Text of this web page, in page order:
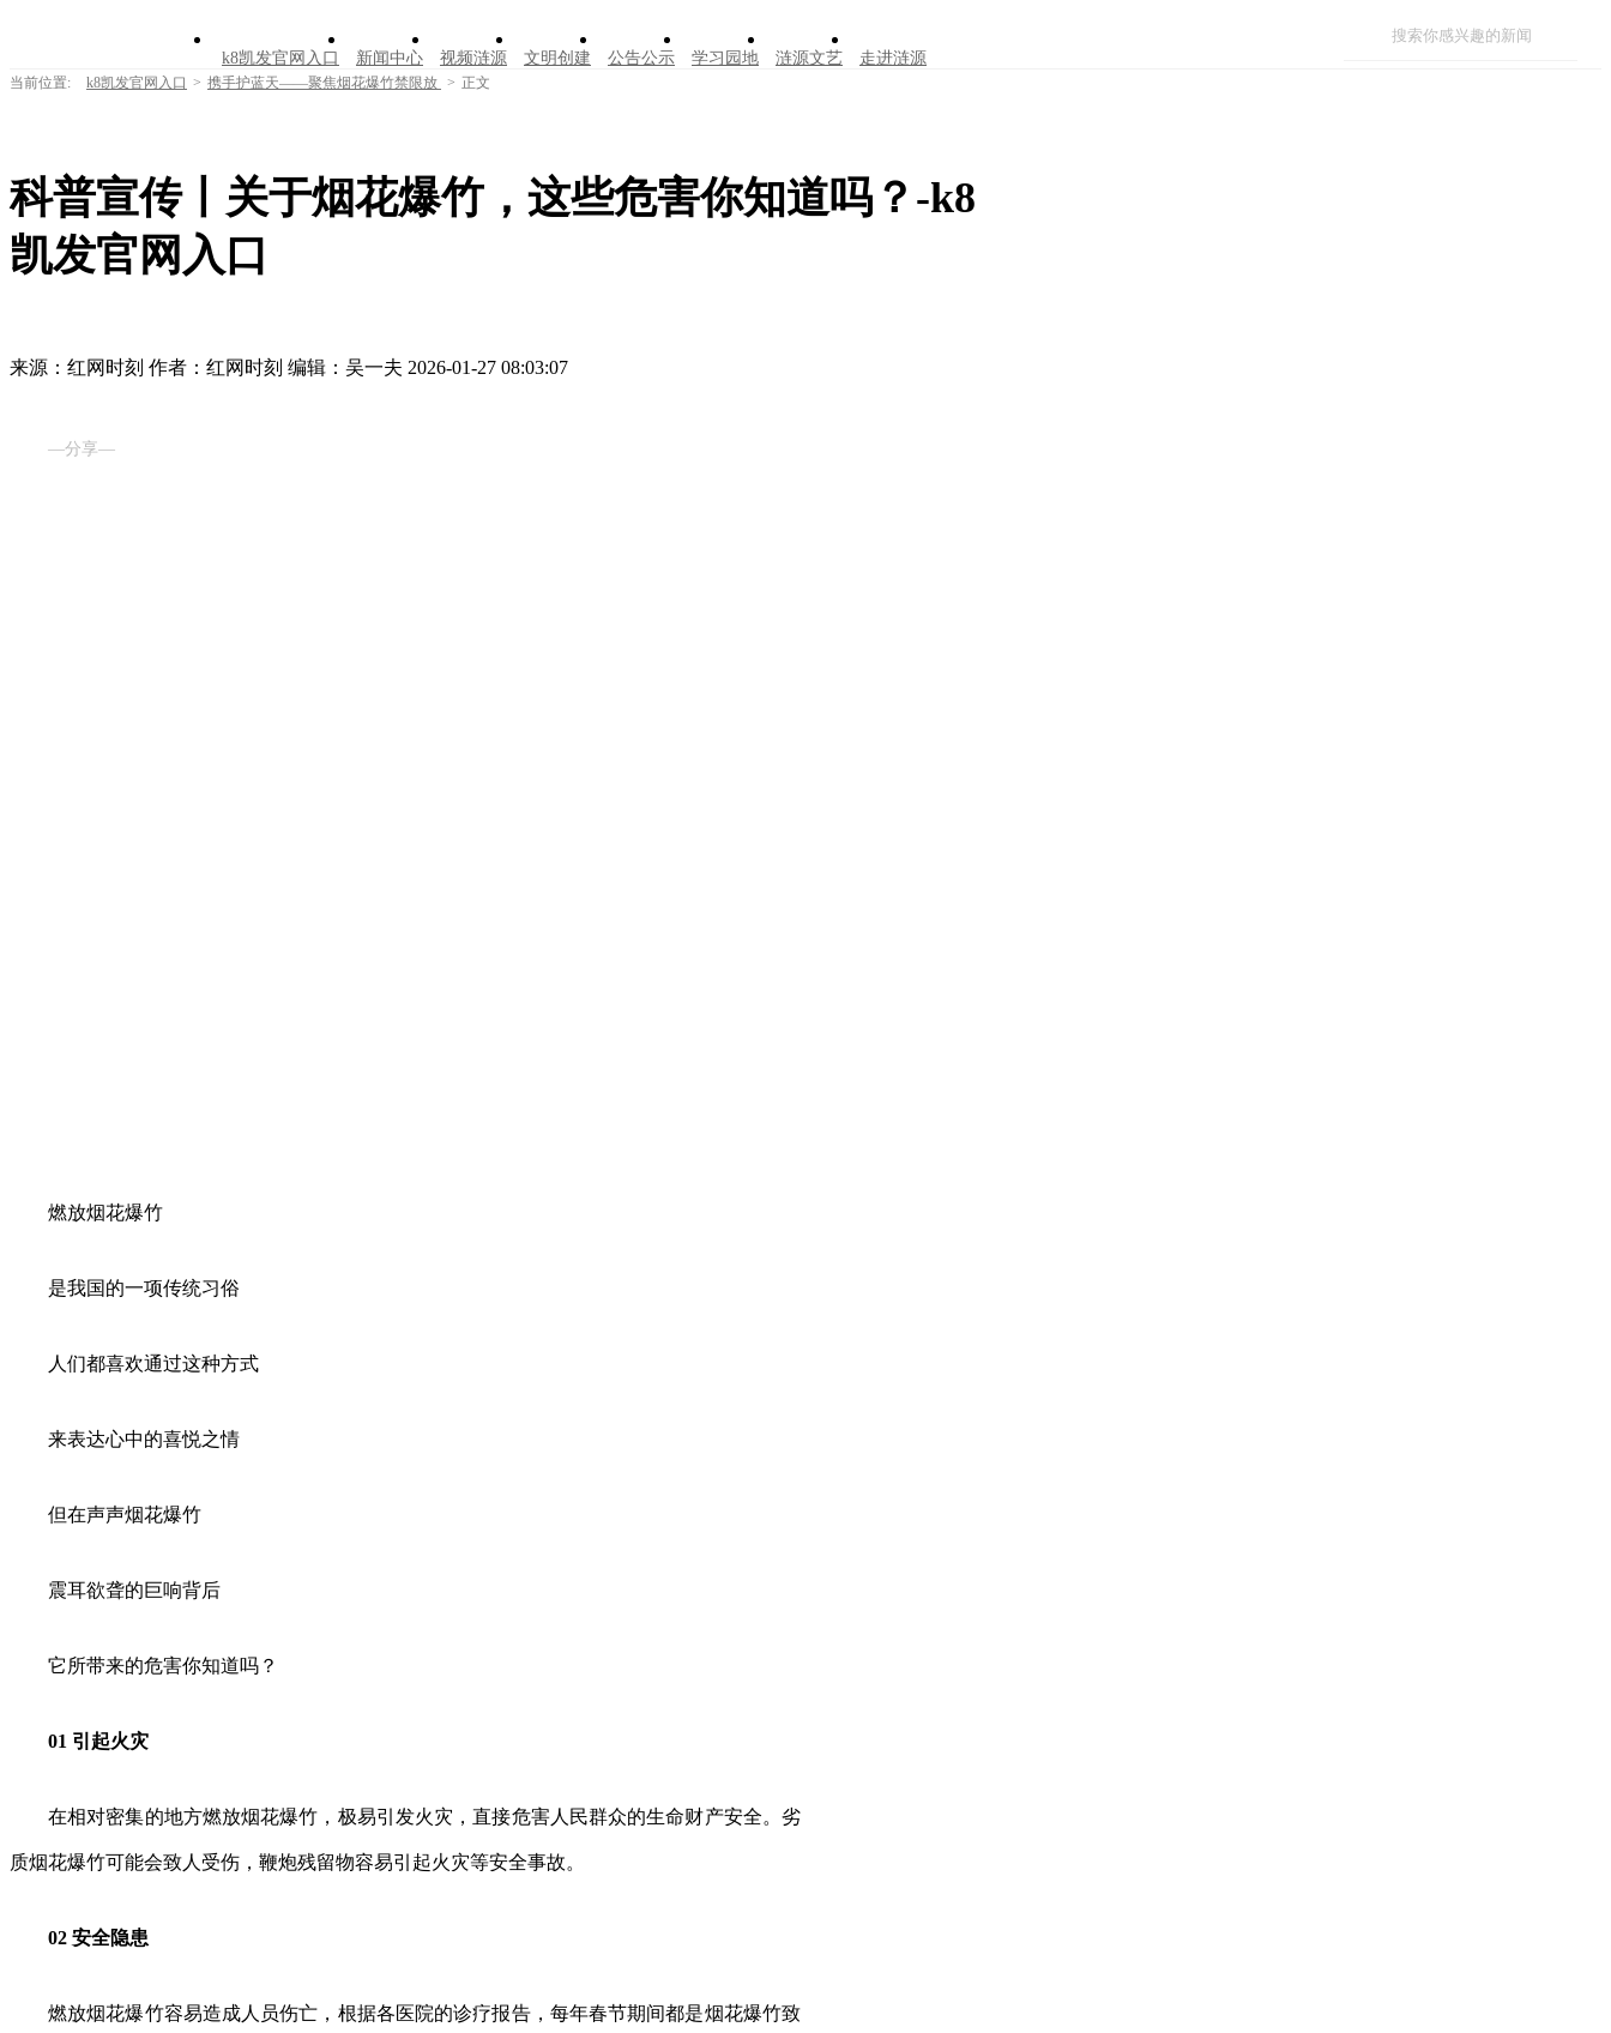
k8凯发官网入口 新闻中心 视频涟源 文明创建 公告公示 学习园地 涟源文艺 走进涟源
当前位置: k8凯发官网入口 > 携手护蓝天——聚焦烟花爆竹禁限放 > 正文
科普宣传丨关于烟花爆竹，这些危害你知道吗？-k8
凯发官网入口
来源：红网时刻 作者：红网时刻 编辑：吴一夫 2026-01-27 08:03:07
—分享—
燃放烟花爆竹
是我国的一项传统习俗
人们都喜欢通过这种方式
来表达心中的喜悦之情
但在声声烟花爆竹
震耳欲聋的巨响背后
它所带来的危害你知道吗？
01 引起火灾
在相对密集的地方燃放烟花爆竹，极易引发火灾，直接危害人民群众的生命财产安全。劣
质烟花爆竹可能会致人受伤，鞭炮残留物容易引起火灾等安全事故。
02 安全隐患
燃放烟花爆竹容易造成人员伤亡，根据各医院的诊疗报告，每年春节期间都是烟花爆竹致